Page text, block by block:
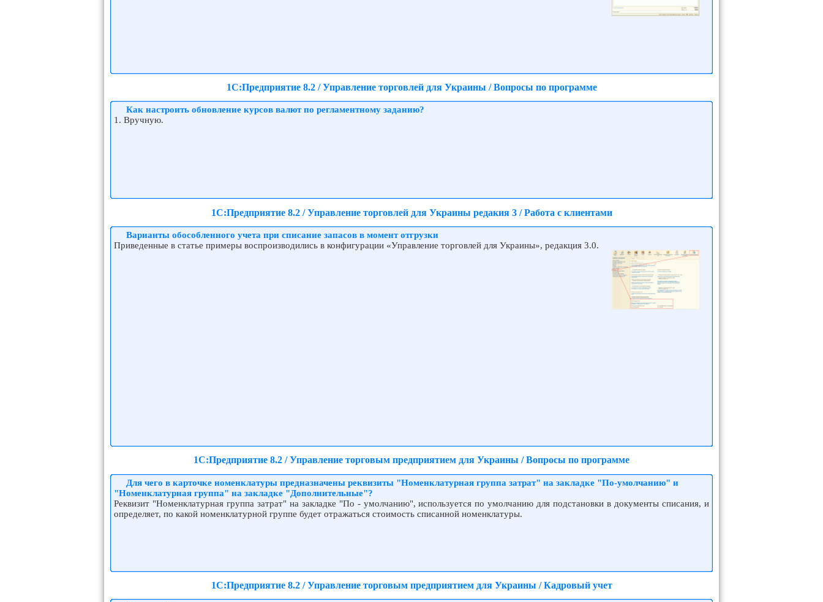
1С:Предприятие 8.2 / Управление торговлей для Украины / Вопросы по программе
Как настроить обновление курсов валют по регламентному заданию?
1. Вручную.
1С:Предприятие 8.2 / Управление торговлей для Украины редакия 3 / Работа с клиентами
Варианты обособленного учета при списание запасов в момент отгрузки
Приведенные в статье примеры воспроизводились в конфигурации «Управление торговлей для Украины», редакция 3.0.
1С:Предприятие 8.2 / Управление торговым предприятием для Украины / Вопросы по программе
Для чего в карточке номенклатуры предназначены реквизиты "Номенклатурная группа затрат" на закладке "По-умолчанию" и
"Номенклатурная группа" на закладке "Дополнительные"?
Реквизит "Номенклатурная группа затрат" на закладке "По - умолчанию", используется по умолчанию для подстановки в документы списания, и
определяет, по какой номенклатурной группе будет отражаться стоимость списанной номенклатуры.
1С:Предприятие 8.2 / Управление торговым предприятием для Украины / Кадровый учет